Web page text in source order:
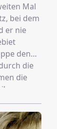
Mal
bei dem
er nie
den
die
die
an